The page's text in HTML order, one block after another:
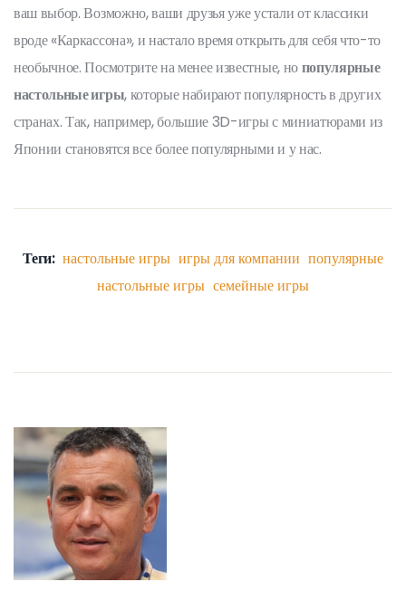
ваш выбор. Возможно, ваши друзья уже устали от классики
вроде «Каркассона», и настало время открыть для себя что-то
необычное. Посмотрите на менее известные, нопопулярные
настольные игры, которые набирают популярность в других
странах. Так, например, большие 3D-игры с миниатюрами из
Японии становятся все более популярными и у нас.
Теги: настольные игры игры для компании популярные
настольные игры семейные игры